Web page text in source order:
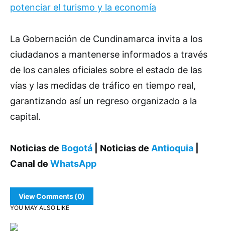
potenciar el turismo y la economía
La Gobernación de Cundinamarca invita a los
ciudadanos a mantenerse informados a través
de los canales oficiales sobre el estado de las
vías y las medidas de tráfico en tiempo real,
garantizando así un regreso organizado a la
capital.
Noticias de Bogotá | Noticias de Antioquia
Canal de WhatsApp
View Comments (0)
YOU MAY ALSO LIKE